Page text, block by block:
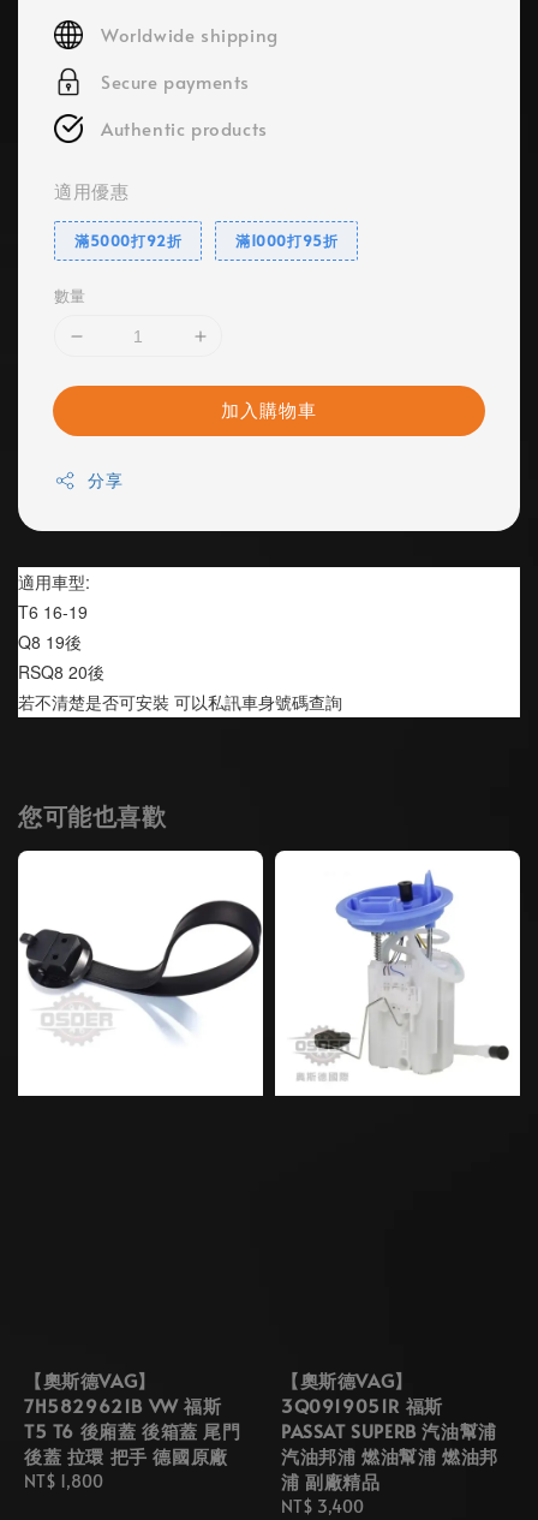
price
Worldwide shipping
Secure payments
Authentic products
適用優惠
滿5000打92折 滿1000打95折
數量
加入購物車
分享
適用車型:
T6 16-19
Q8 19後
RSQ8 20後
若不清楚是否可安裝 可以私訊車身號碼查詢
您可能也喜歡
【奧斯德VAG】
7H5829621B VW 福斯
T5 T6 後廂蓋 後箱蓋 尾門
後蓋 拉環 把手 德國原廠
Regular
NT$ 1,800
【奧斯德VAG】
3Q0919051R 福斯
PASSAT SUPERB 汽油幫浦
汽油邦浦 燃油幫浦 燃油邦
浦 副廠精品
Regular
NT$ 3,400